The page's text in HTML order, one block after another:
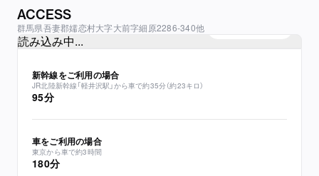
ACCESS
群馬県吾妻郡嬬恋村大字大前字細原2286-340他
読み込み中...
新幹線をご利用の場合
JR北陸新幹線「軽井沢駅」から車で約35分（約23キロ）
95分
車をご利用の場合
東京から車で約3時間
180分